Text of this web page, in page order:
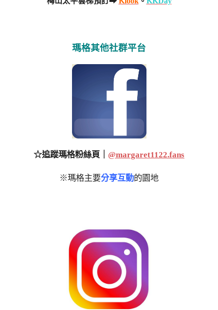
瑪格其他社群平台
☆追蹤瑪格粉絲頁｜ @margaret1122.fans
※瑪格主要分享互動的園地